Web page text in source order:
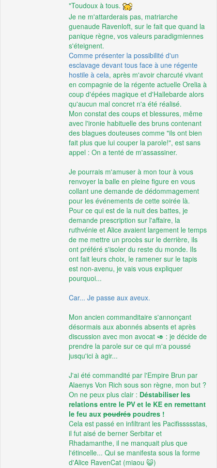
"Toudoux à tous.
Je ne m'attarderais pas, matriarche
guenaude Ravenloft, sur le fait que quand la
panique règne, vos valeurs paradigmiennes
s'éteignent.
Comme présenter la possibilité d'un
esclavage devant tous face à une régente
hostile à cela, après m'avoir charcuté vivant
en compagnie de la régente actuelle Orelia à
coup d'épées magique et d'Hallebarde alors
qu'aucun mal concret n'a été réalisé.
Mon constat des coups et blessures, même
avec l'ironie habituelle des bruns contenant
des blagues douteuses comme "ils ont bien
fait plus que lui couper la parole!", est sans
appel : On a tenté de m'assassiner.
Je pourrais m'amuser à mon tour à vous
renvoyer la balle en pleine figure en vous
collant une demande de dédommagement
pour les événements de cette soirée là.
Pour ce qui est de la nuit des battes, je
demande prescription sur l'affaire, la
ruthvénie et Alice avaient largement le temps
de me mettre un procès sur le derrière, ils
ont préféré s'isoler du reste du monde. Ils
ont fait leurs choix, le ramener sur le tapis
est non-avenu, je vais vous expliquer
pourquoi...
Car... Je passe aux aveux.
Mon ancien commanditaire s'annonçant
désormais aux abonnés absents et après
discussion avec mon avocat 🥑 : je décide de
prendre la parole sur ce qui m'a poussé
jusqu'ici à agir...
J'ai été commandité par l'Empire Brun par
Alaenys Von Rich sous son règne, mon but ?
On ne peux plus clair : Déstabiliser les
relations entre le PV et le KE en remettant
le feu aux poudrés poudres !
Cela est passé en infiltrant les Pacifissssstas,
il fut aisé de berner Serbitar et
Rhadamanthe, il ne manquait plus que
l'étincelle... Qui se manifesta sous la forme
d'Alice RavenCat (miaou 😺)